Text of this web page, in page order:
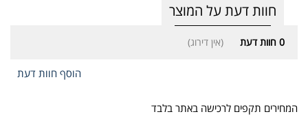
חוות דעת על המוצר
0 חוות דעת (אין דירוג)
הוסף חוות דעת
המחירים תקפים לרכישה באתר בלבד